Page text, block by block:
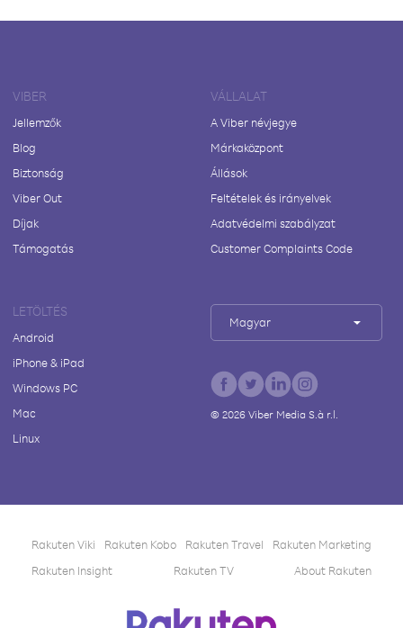
VIBER
Jellemzők
Blog
Biztonság
Viber Out
Díjak
Támogatás
VÁLLALAT
A Viber névjegye
Márkaközpont
Állások
Feltételek és irányelvek
Adatvédelmi szabályzat
Customer Complaints Code
LETÖLTÉS
Android
iPhone & iPad
Windows PC
Mac
Linux
Magyar
© 2026Viber Media S.à r.l.
Rakuten Viki Rakuten Kobo Rakuten Travel
Rakuten Marketing
Rakuten Insight
Rakuten TV About Rakuten